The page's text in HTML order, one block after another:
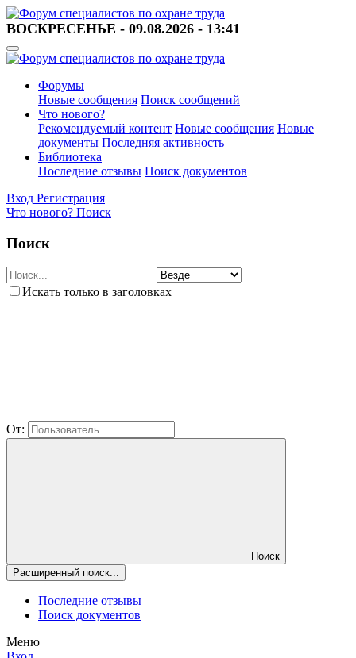
ВОСКРЕСЕНЬЕ - 09.08.2026 - 13:41
Форумы
Новые сообщения Поиск сообщений
Что нового?
Рекомендуемый контент Новые сообщения Новые
документы Последняя активность
Библиотека
Последние отзывы Поиск документов
Вход Регистрация
Что нового? Поиск
Поиск
Искать только в заголовках
От:
Поиск
Расширенный поиск...
Последние отзывы
Поиск документов
Меню